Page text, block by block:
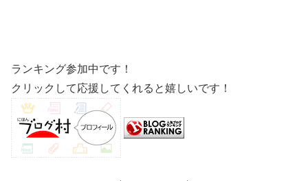
ランキング参加中です！
クリックして応援してくれると嬉しいです！